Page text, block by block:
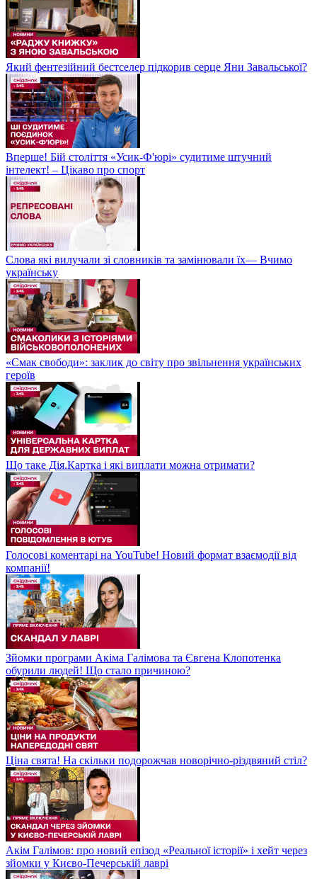
Який фентезійний бестселер підкорив серце Яни Завальської?
Вперше! Бій століття «Усик-Ф'юрі» судитиме штучний
інтелект! – Цікаво про спорт
Слова які вилучали зі словників та замінювали їх— Вчимо
українську
«Смак свободи»: заклик до світу про звільнення українських
героїв
Що таке Дія.Картка і які виплати можна отримати?
Голосові коментарі на YouTube! Новий формат взаємодії від
компанії!
Зйомки програми Акіма Галімова та Євгена Клопотенка
обурили людей! Що стало причиною?
Ціна свята! На скільки подорожчав новорічно-різдвяний стіл?
Акім Галімов: про новий епізод «Реальної історії» і хейт через
зйомки у Києво-Печерській лаврі